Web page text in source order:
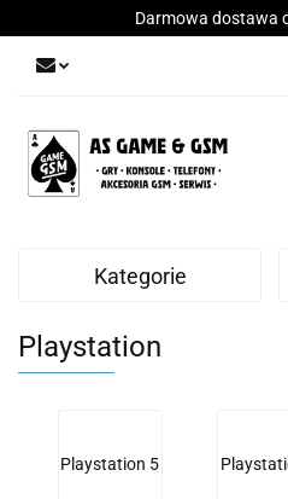
Darmowa dostawa
Kategorie
Playstation
Playstation 5